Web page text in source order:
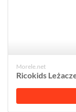
Morele.net
Ricokids